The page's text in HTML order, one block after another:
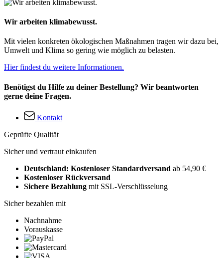
Wir arbeiten klimabewusst.
Mit vielen konkreten ökologischen Maßnahmen tragen wir dazu bei,
Umwelt und Klima so gering wie möglich zu belasten.
Hier findest du weitere Informationen.
Benötigst du Hilfe zu deiner Bestellung? Wir beantworten
gerne deine Fragen.
Kontakt
Geprüfte Qualität
Sicher und vertraut einkaufen
Deutschland: Kostenloser Standardversand ab 54,90 €
Kostenloser Rückversand
Sichere Bezahlung mit SSL-Verschlüsselung
Sicher bezahlen mit
Nachnahme
Vorauskasse